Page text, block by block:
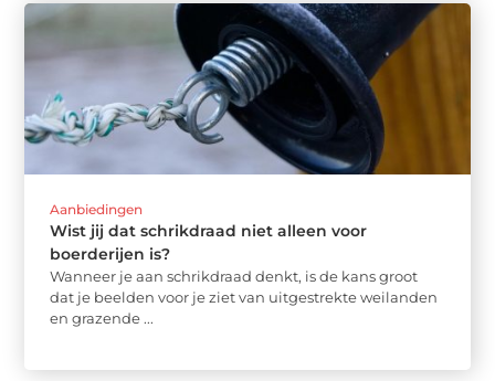
Aanbiedingen
Wist jij dat schrikdraad niet alleen voor
boerderijen is?
Wanneer je aan schrikdraad denkt, is de kans groot
dat je beelden voor je ziet van uitgestrekte weilanden
en grazende ...